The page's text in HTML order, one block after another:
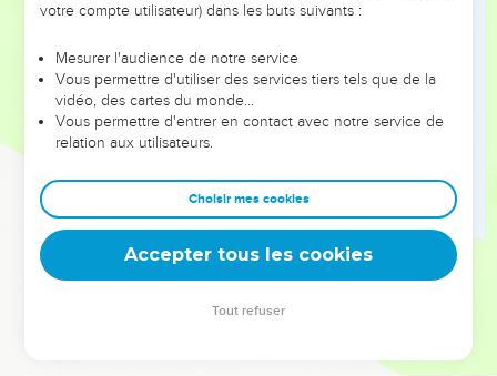
Jésus dans le temple
Il entra dans le temple et se mit à chasser les marchands,
en leur disant : Il est écrit : Ma maison sera une maison de
prière. Mais vous, vous en avez fait une caverne de voleurs.
Il enseignait tous les jours dans le temple. Et les
cherchaient à le faire périr ;
mais ils ne savaient comment faire car tout le peuple était
suspendu à ses lèvres.
© Société biblique française – Bibli’O, 1978, avec autorisation. Pour vous procurer
votre compte utilisateur) dans les buts suivants :
Mesurer l'audience de notre service
Vous permettre d'utiliser des services tiers tels que de la
vidéo, des cartes du monde…
Vous permettre d'entrer en contact avec notre service de
relation aux utilisateurs.
Choisir mes cookies
Accepter tous les cookies
Tout refuser